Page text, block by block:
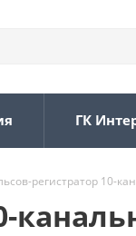
ГК
регистратор 10-